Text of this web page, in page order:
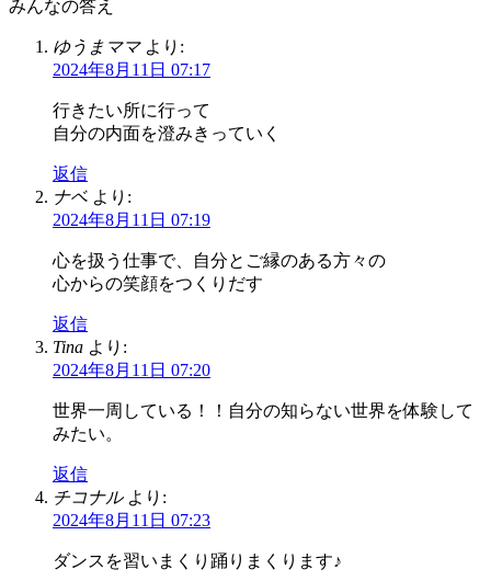
みんなの答え
ゆうまママ より:
2024年8月11日 07:17
行きたい所に行って
自分の内面を澄みきっていく
返信
ナベ より:
2024年8月11日 07:19
心を扱う仕事で、自分とご縁のある方々の
心からの笑顔をつくりだす
返信
Tina より:
2024年8月11日 07:20
世界一周している！！自分の知らない世界を体験して
みたい。
返信
チコナル より:
2024年8月11日 07:23
ダンスを習いまくり踊りまくります♪